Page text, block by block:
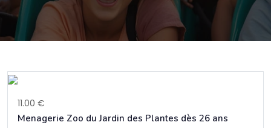
11.00 €
Menagerie Zoo du Jardin des Plantes dès 26 ans